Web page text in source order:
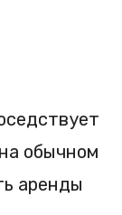
обычном
аренды